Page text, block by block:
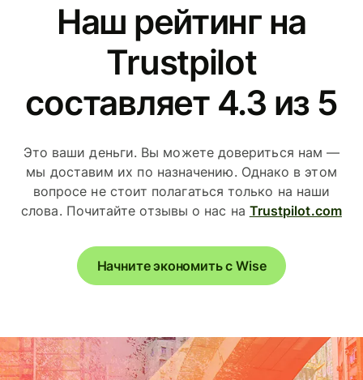
Наш рейтинг на
Trustpilot
составляет 4.3 из 5
Это ваши деньги. Вы можете довериться нам —
мы доставим их по назначению. Однако в этом
вопросе не стоит полагаться только на наши
слова. Почитайте отзывы о нас на Trustpilot.com
Начните экономить с Wise